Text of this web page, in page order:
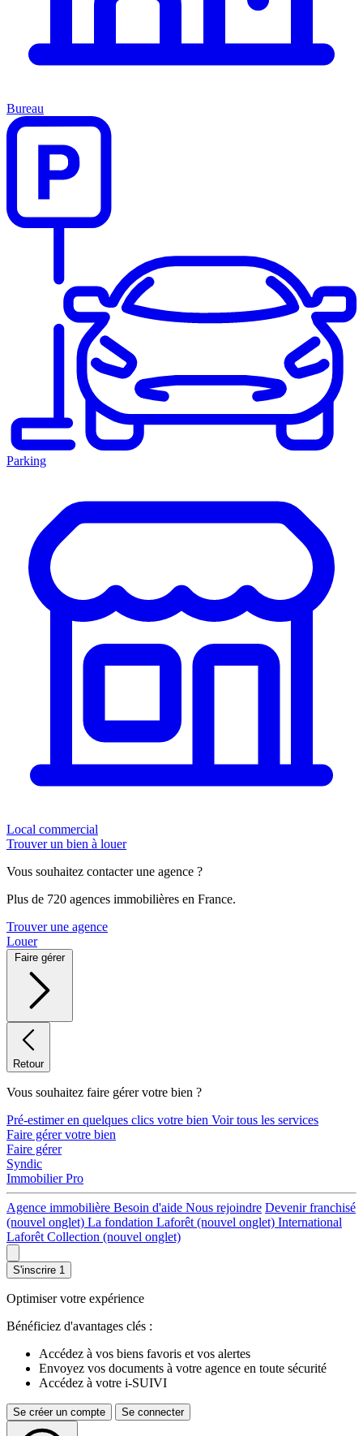
Bureau
Parking
Local commercial
Trouver un bien à louer
Vous souhaitez contacter une agence ?
Plus de 720 agences immobilières en France.
Trouver une agence
Louer
Faire gérer
Retour
Vous souhaitez faire gérer votre bien ?
Pré-estimer en quelques clics votre bien Voir tous les services
Faire gérer votre bien
Faire gérer
Syndic
Immobilier Pro
Agence immobilière Besoin d'aide Nous rejoindre Devenir franchisé
(nouvel onglet) La fondation Laforêt (nouvel onglet) International
Laforêt Collection (nouvel onglet)
S'inscrire 1
Optimiser votre expérience
Bénéficiez d'avantages clés :
Accédez à vos biens favoris et vos alertes
Envoyez vos documents à votre agence en toute sécurité
Accédez à votre i-SUIVI
Se créer un compte Se connecter